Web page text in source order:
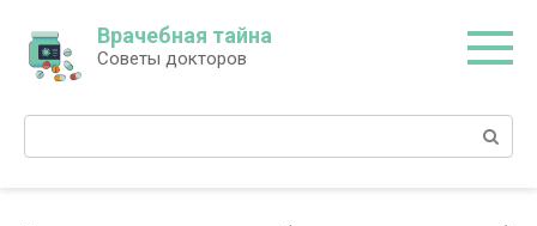
контенту
Врачебная тайна
Советы докторов
Поиск: